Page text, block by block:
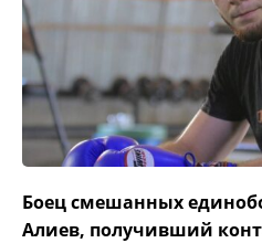
Боец смешанных
Алиев, получивший